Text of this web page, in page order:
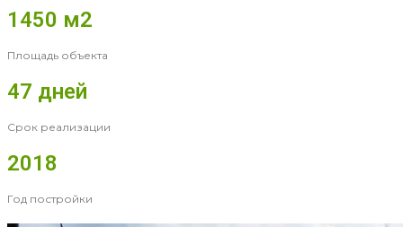
1450 м2
Площадь объекта
47 дней
Срок реализации
2018
Год постройки